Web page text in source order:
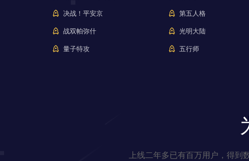
决战！平安京 第五人格
战双帕弥什 光明大陆
量子特攻 五行师
上线二年多已有百万用户，得